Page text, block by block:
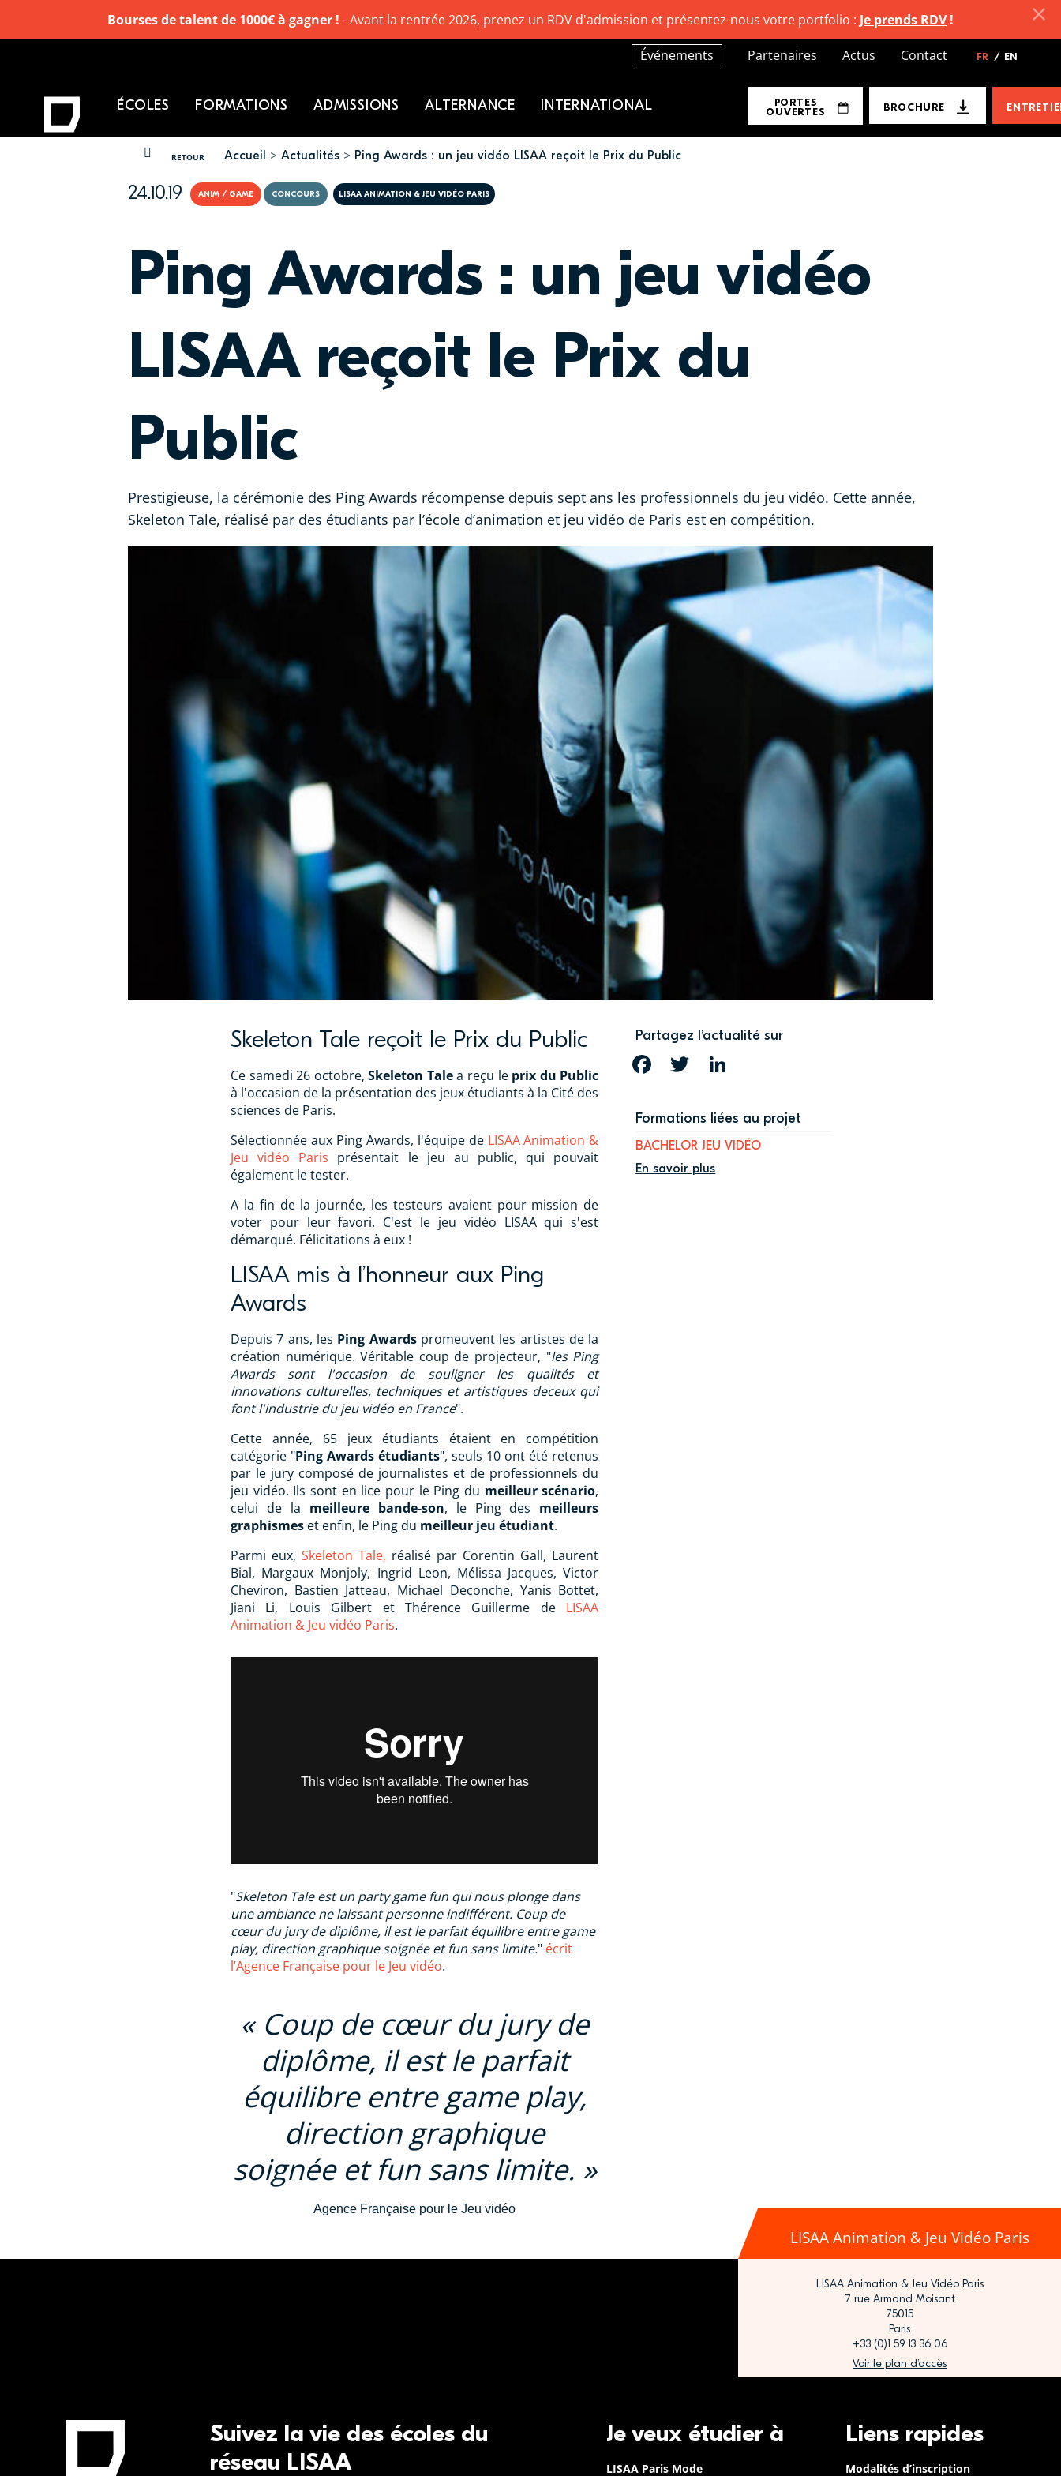
RETOUR
VOUS ÊTES ICI Accueil Actualités Ping Awards : un jeu vidéo LISAA reçoit le Prix du Public
24.10.19 ANIM / GAME CONCOURS LISAA ANIMATION & JEU VIDÉO PARIS
Ping Awards : un jeu vidéo
LISAA reçoit le Prix du
Public
Prestigieuse, la cérémonie des Ping Awards récompense depuis sept ans les professionnels du jeu vidéo. Cette année,
Skeleton Tale, réalisé par des étudiants par l’école d’animation et jeu vidéo de Paris est en compétition.
Skeleton Tale reçoit le Prix du Public
Ce samedi 26 octobre,Skeleton Talea reçu le prix du Public
à l'occasion de la présentation des jeux étudiants à la Cité des
sciences de Paris.
Sélectionnée aux Ping Awards, l'équipe de LISAA Animation &
Jeu vidéo Paris présentait le jeu au public, qui pouvait
également le tester.
A la fin de la journée, les testeurs avaient pour mission de
voter pour leur favori. C'est le jeu vidéo LISAA qui s'est
démarqué. Félicitations à eux !
LISAA mis à l’honneur aux Ping
Awards
Depuis 7 ans, les Ping Awardspromeuvent les artistes de la
création numérique. Véritable coup de projecteur, "les Ping
Awards sont l'occasion de souligner les qualités et
innovations culturelles, techniques et artistiques deceux qui
font l'industrie du jeu vidéo en France".
Cette année, 65 jeux étudiants étaient en compétition
catégorie "Ping Awards étudiants", seuls 10 ont été retenus
par le jury composé de journalistes et de professionnels du
jeu vidéo. Ils sont en lice pour le Ping du meilleur scénario,
celui de la meilleure bande-son, le Ping des meilleurs
graphismes et enfin, le Ping du meilleur jeu étudiant.
Parmi eux,Skeleton Tale, réalisé par Corentin Gall, Laurent
Bial, Margaux Monjoly, Ingrid Leon, Mélissa Jacques, Victor
Cheviron, Bastien Jatteau, Michael Deconche, Yanis Bottet,
Jiani Li, Louis Gilbert et Thérence Guillerme de LISAA
Animation & Jeu vidéo Paris.
"Skeleton Tale est un party game fun qui nous plonge dans
une ambiance ne laissant personne indifférent. Coup de
cœur du jury de diplôme, il est le parfait équilibre entre game
play, direction graphique soignée et fun sans limite." écrit
l’Agence Française pour le Jeu vidéo.
Coup de cœur du jury de
diplôme, il est le parfait
équilibre entre game play,
direction graphique
soignée et fun sans limite.
Agence Française pour le Jeu vidéo
Partagez l’actualité sur
FACEBOOKTWITTER
Formations liées au projet
BACHELOR JEU VIDÉO
En savoir plus
LISAA Animation & Jeu Vidéo Paris
LISAA Animation & Jeu Vidéo Paris
7 rue Armand Moisant
75015
Paris
+33 (0)1 59 13 36 06
Voir le plan d’accès
Événements Partenaires Actus Contact FR / EN
PORTES
OUVERTES
BROCHURE
ÉCOLES FORMATIONS ADMISSIONS ALTERNANCE INTERNATIONAL
Suivez la vie des écoles du
réseau LISAA
Je veux étudier à
LISAA Paris Mode
Liens rapides
Modalités d’inscription
Bourses de talent de 1000€ à gagner ! - Avant la rentrée 2026, prenez un RDV d'admission et présentez-nous votre portfolio : Je prends RDV!